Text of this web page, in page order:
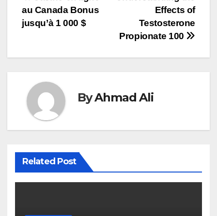
navigation
Effects of
Testosterone
Propionate 100
au Canada Bonus
jusqu’à 1 000 $
ByAhmad Ali
Related Post